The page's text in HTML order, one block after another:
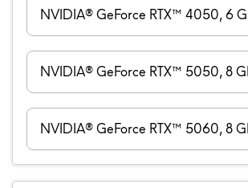
NVIDIA® GeForce RTX™ 4050, 6
NVIDIA® GeForce RTX™ 5050, 8
NVIDIA® GeForce RTX™ 5060, 8